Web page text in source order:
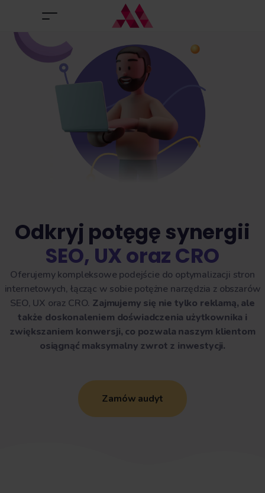
Odkryj potęgę synergii
SEO, UX oraz CRO
Oferujemy kompleksowe podejście do optymalizacji stron
internetowych, łącząc w sobie potężne narzędzia z obszarów
SEO, UX oraz CRO. Zajmujemy się nie tylko reklamą, ale
także doskonaleniem doświadczenia użytkownika i
zwiększaniem konwersji, co pozwala naszym klientom
osiągnąć maksymalny zwrot z inwestycji.
Zamów audyt